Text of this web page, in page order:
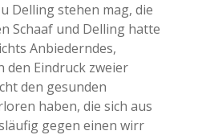
Delling stehen mag, die
Schaaf und Delling hatte
Anbiederndes,
Eindruck zweier
den gesunden
haben, die sich aus
gegen einen wirr